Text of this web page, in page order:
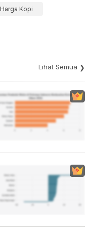
Harga Kopi
Lihat Semua